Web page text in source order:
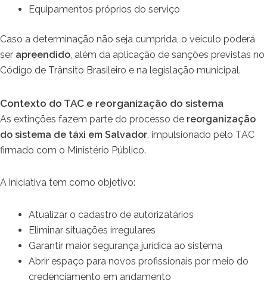
Equipamentos próprios do serviço
Caso a determinação não seja cumprida, o veículo poderá
ser apreendido, além da aplicação de sanções previstas no
Código de Trânsito Brasileiro e na legislação municipal.
Contexto do TAC e reorganização do sistema
As extinções fazem parte do processo de reorganização
do sistema de táxi em Salvador, impulsionado pelo TAC
firmado com o Ministério Público.
A iniciativa tem como objetivo:
Atualizar o cadastro de autorizatários
Eliminar situações irregulares
Garantir maior segurança jurídica ao sistema
Abrir espaço para novos profissionais por meio do
credenciamento em andamento